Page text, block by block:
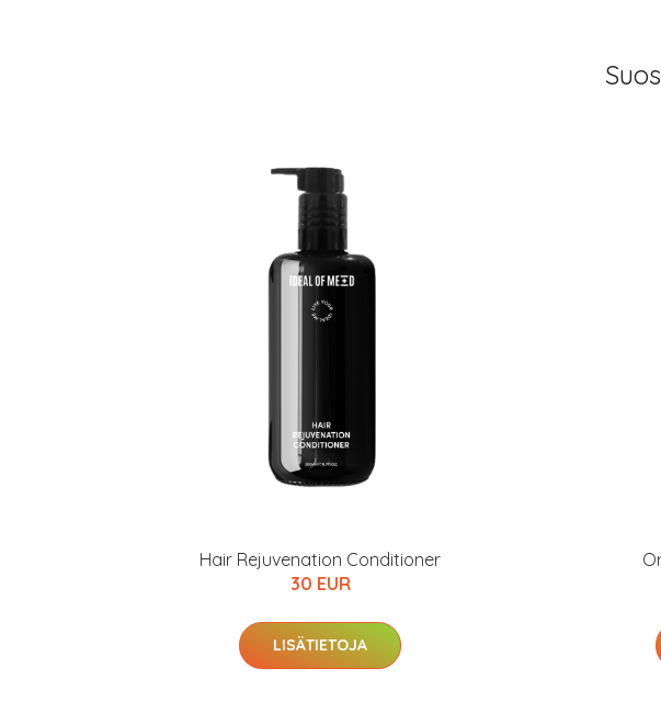
Hair Rejuvenation Conditioner
30 EUR
LISÄTIETOJA